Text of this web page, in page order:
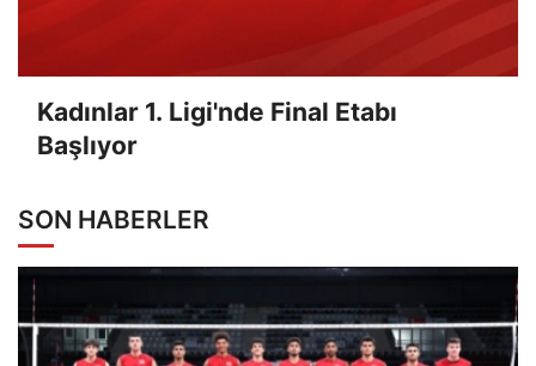
Kadınlar 1. Ligi'nde Final Etabı
Başlıyor
SON HABERLER